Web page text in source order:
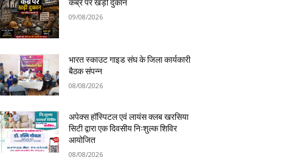
कब्र पर खड़ी दुकान
09/08/2026
भारत स्काउट गाइड संघ के जिला कार्यकारी
बैठक संपन्न
08/08/2026
अपेक्स हॉस्पिटल एवं लायंस क्लब खरसिया
सिटी द्वारा एक दिवसीय निःशुल्क शिविर
आयोजित
08/08/2026